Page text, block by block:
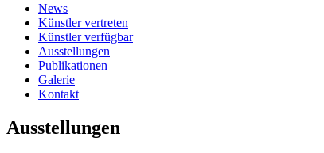
News
Künstler vertreten
Künstler verfügbar
Ausstellungen
Publikationen
Galerie
Kontakt
Ausstellungen